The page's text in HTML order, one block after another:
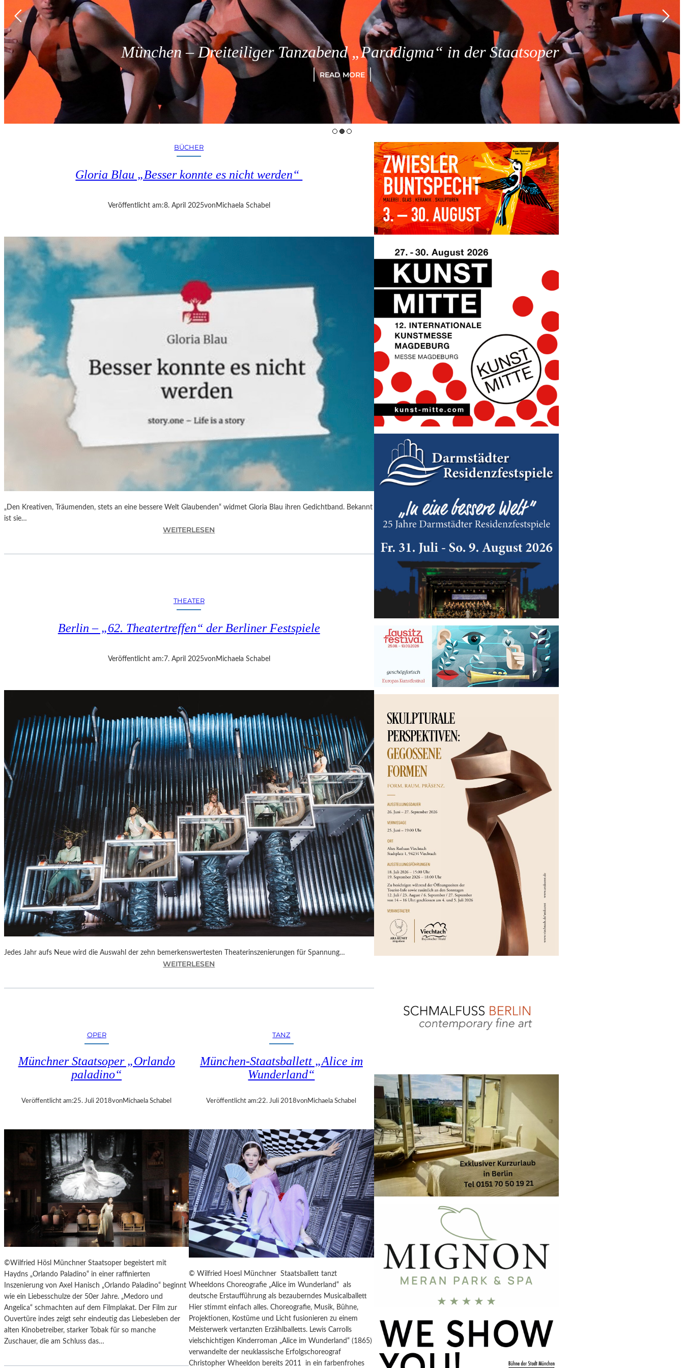
München – Dreiteiliger Tanzabend „Paradigma“ in der Staatsoper
READ MORE
BÜCHER
Gloria Blau „Besser konnte es nicht werden“
Veröffentlicht am:8. April 2025von Michaela Schabel
„Den Kreativen, Träumenden, stets an eine bessere Welt Glaubenden“ widmet Gloria Blau ihren Gedichtband. Bekannt
ist sie…
WEITERLESEN
L
A
B
R
K
O
N
N
T
E
E
S
N
I
C
H
T
W
E
R
D
E
N
THEATER
Berlin – „62. Theatertreffen“ der Berliner Festspiele
Veröffentlicht am: 7. April 2025von Michaela Schabel
Jedes Jahr aufs Neue wird die Auswahl der zehn bemerkenswertesten Theaterinszenierungen für Spannung…
WEITERLESEN
E
6
T
A
T
E
R
T
R
E
F
F
E
“
E
R
B
E
R
L
I
N
OPER
Münchner Staatsoper „Orlando
paladino“
Veröffentlicht am:25. Juli 2018vonMichaela Schabel
©Wilfried Hösl Münchner Staatsoper begeistert mit
Haydns „Orlando Paladino“ in einer raffinierten
Inszenierung von Axel Hanisch „Orlando Paladino“ beginnt
wie ein Liebesschulze der 50er Jahre. „Medoro und
Angelica“ schmachten auf dem Filmplakat. Der Film zur
Ouvertüre indes zeigt sehr eindeutig das Liebesleben der
alten Kinobetreiber, starker Tobak für so manche
Zuschauer, die am Schluss das…
TANZ
München-Staatsballett „Alice im
Wunderland“
Veröffentlicht am:22. Juli 2018vonMichaela Schabel
© Wilfried Hoesl Münchner Staatsballett tanzt
Wheeldons Choreografie „Alice im Wunderland“ als
deutsche Erstaufführung als bezauberndes Musicalballett
Hier stimmt einfach alles. Choreografie, Musik, Bühne,
Projektionen, Kostüme und Licht fusionieren zu einem
Meisterwerk vertanzten Erzählballetts. Lewis Carrolls
vielschichtigen Kinderroman „Alice im Wunderland“ (1865)
verwandelte der neuklassische Erfolgschoreograf
Christopher Wheeldon bereits 2011 in ein farbenfrohes